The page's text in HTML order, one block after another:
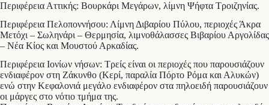
Περιφέρεια Αττικής: Βουρκάρι Μεγάρων, λίμνη Ψήφτα Τροιζηνίας.
Περιφέρεια Πελοποννήσου: Λίμνη Διβαρίου Πύλου, περιοχές Άκρα
Μετόχι – Σωληνάρι – Θερμησία, λιμνοθάλασσες Βιβαρίου Αργολίδας
– Νέα Κίος και Μουστού Αρκαδίας.
Περιφέρεια Ιονίων νήσων: Τρείς είναι οι περιοχές που παρουσιάζουν
ενδιαφέρον στη Ζάκυνθο (Κερί, παραλία Πόρτο Ρόμα και Αλυκών)
ενώ στην Κεφαλονιά μεγάλο ενδιαφέρον στα πηλοειδή παρουσιάζουν
οι μάργες στο νότιο τμήμα της.